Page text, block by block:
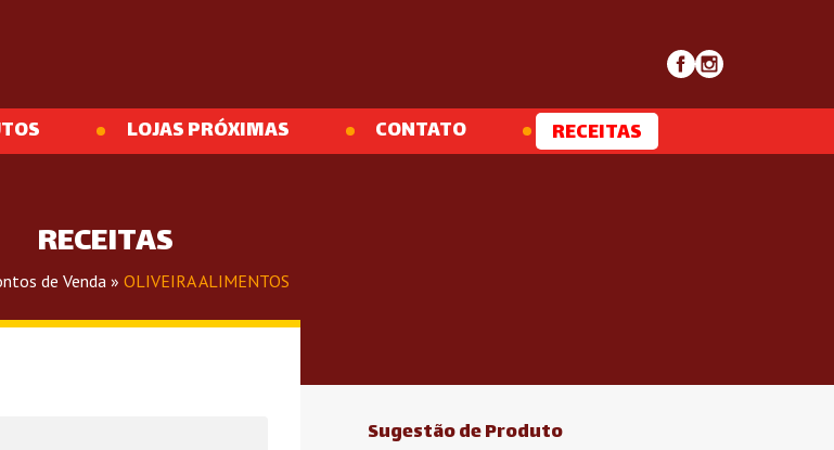
LOJAS PRÓXIMAS CONTATO RECEITAS
RECEITAS
de Venda » OLIVEIRA ALIMENTOS
Sugestão de Produto